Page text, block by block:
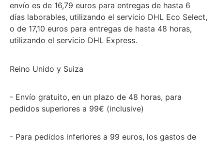
envío es de 16,79 euros para entregas de hasta 6
días laborables, utilizando el servicio DHL Eco Select,
o de 17,10 euros para entregas de hasta 48 horas,
utilizando el servicio DHL Express.
Reino Unido y Suiza
- Envío gratuito, en un plazo de 48 horas, para
pedidos superiores a 99€ (inclusive)
- Para pedidos inferiores a 99 euros, los gastos de